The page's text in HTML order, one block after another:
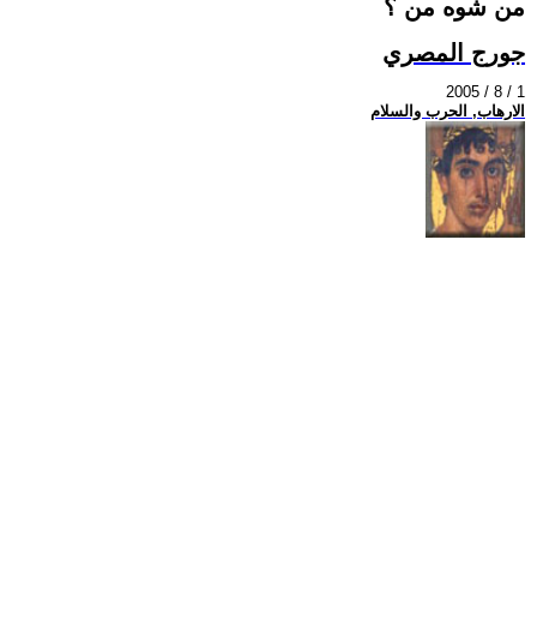
من شوه من ؟
جورج المصري
2005 / 8 / 1
الارهاب, الحرب والسلام